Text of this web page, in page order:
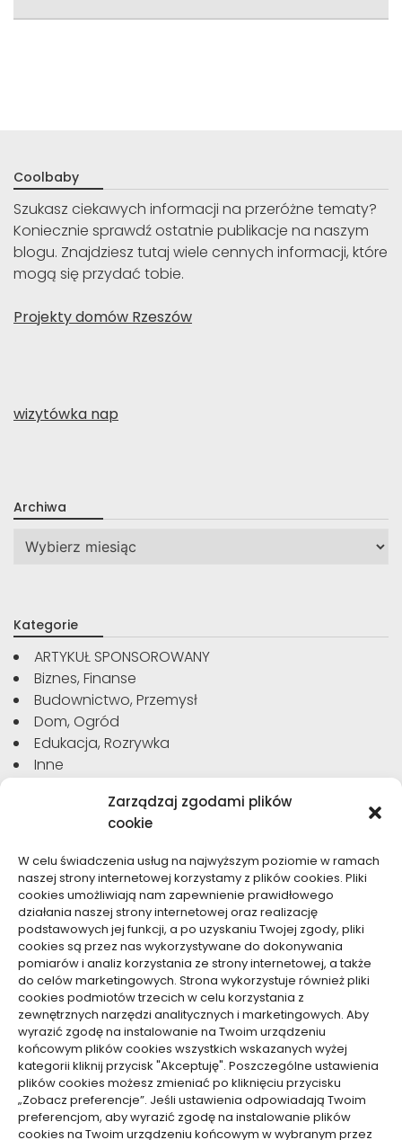
Zarządzaj zgodami plików
cookie
W celu świadczenia usług na najwyższym poziomie w ramach
naszej strony internetowej korzystamy z plików cookies. Pliki
cookies umożliwiają nam zapewnienie prawidłowego
działania naszej strony internetowej oraz realizację
podstawowych jej funkcji, a po uzyskaniu Twojej zgody, pliki
cookies są przez nas wykorzystywane do dokonywania
pomiarów i analiz korzystania ze strony internetowej, a także
do celów marketingowych. Strona wykorzystuje również pliki
cookies podmiotów trzecich w celu korzystania z
zewnętrznych narzędzi analitycznych i marketingowych. Aby
wyrazić zgodę na instalowanie na Twoim urządzeniu
końcowym plików cookies wszystkich wskazanych wyżej
kategorii kliknij przycisk "Akceptuję". Poszczególne ustawienia
plików cookies możesz zmieniać po kliknięciu przycisku
„Zobacz preferencje”. Jeśli ustawienia odpowiadają Twoim
preferencjom, aby wyrazić zgodę na instalowanie plików
cookies na Twoim urządzeniu końcowym w wybranym przez
Coolbaby
Szukasz ciekawych informacji na przeróżne tematy?
Koniecznie sprawdź ostatnie publikacje na naszym
blogu. Znajdziesz tutaj wiele cennych informacji, które
mogą się przydać tobie.
Projekty domów Rzeszów
wizytówka nap
Archiwa
Archiwa
Kategorie
ARTYKUŁ SPONSOROWANY
Biznes, Finanse
Budownictwo, Przemysł
Dom, Ogród
Edukacja, Rozrywka
Inne
Motoryzacja, Transport
Sport, Turystyka
Technologie
Usługi
Zdrowie, Medycyna
Dolącz do nas
Lubisz pisać teksty i chciałbyś się podzielić swoją
wiedzą z innymi? Dołącz do nas już teraz. Podziel się
swoją wiedzą z innymi.